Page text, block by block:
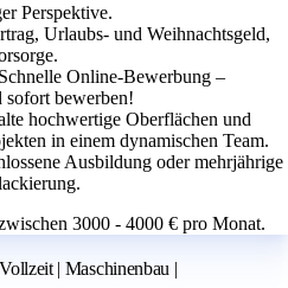
Perspektive.
Urlaubs- und Weihnachtsgeld,
Schnelle Online-Bewerbung –
sofort bewerben!
hochwertige Oberflächen und
in einem dynamischen Team.
Ausbildung oder mehrjährige
3000 - 4000 € pro Monat.
| Maschinenbau |